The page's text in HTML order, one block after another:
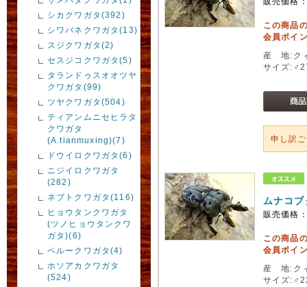
シカクワガタ(392)
シワバネクワガタ(13)
スジクワガタ(2)
セスジコクワガタ(5)
タランドゥスオオツヤ
クワガタ(99)
ツヤクワガタ(504)
ティアンムニセヒラタ
クワガタ
(A.tianmuxing)(7)
ドウイロクワガタ(6)
ニジイロクワガタ
(282)
ネブトクワガタ(116)
ヒョウタンクワガタ
(ツノヒョウタンクワ
ガタ)(6)
ペルークワガタ(4)
ホソアカクワガタ
(524)
この商品
会員ポイ
産 地:ク
サイズ
申し訳
ムナコ
販売価格
この商品
会員ポイ
産 地:ク
サイズ